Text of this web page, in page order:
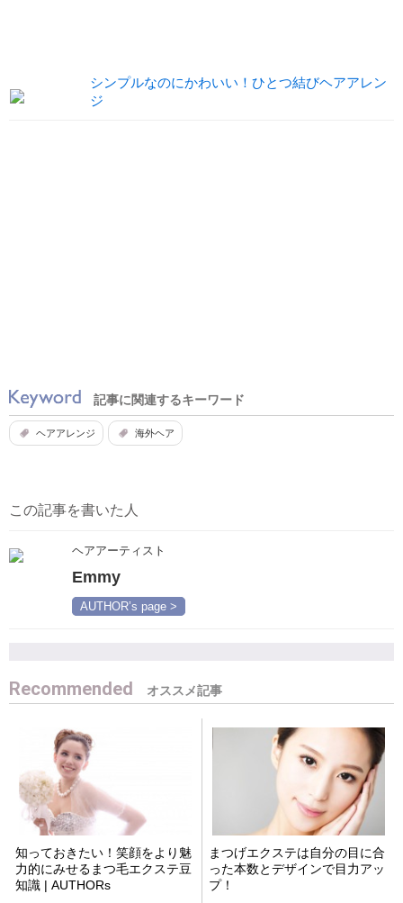
シンプルなのにかわいい！ひとつ結びヘアアレン
ジ
記事に関連するキーワード
ヘアアレンジ 海外ヘア
この記事を書いた人
ヘアアーティスト
Emmy
AUTHOR’s page >
Recommended
知っておきたい！笑顔をより魅
力的にみせるまつ毛エクステ豆
知識 | AUTHORs
まつげエクステは自分の目に合
った本数とデザインで目力アッ
プ！